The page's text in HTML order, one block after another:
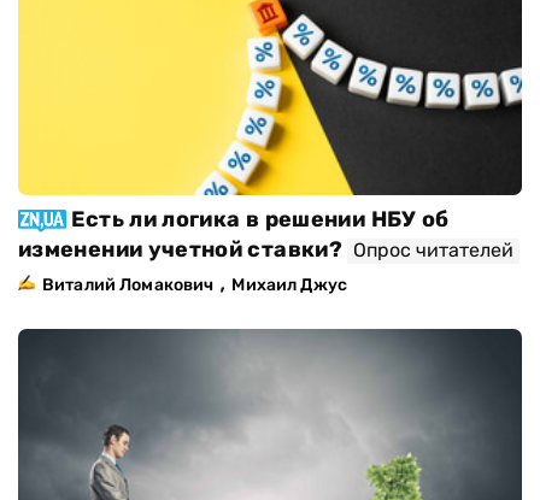
Есть ли логика в решении НБУ об
изменении учетной ставки? Опрос читателей
Виталий Ломакович , Михаил Джус